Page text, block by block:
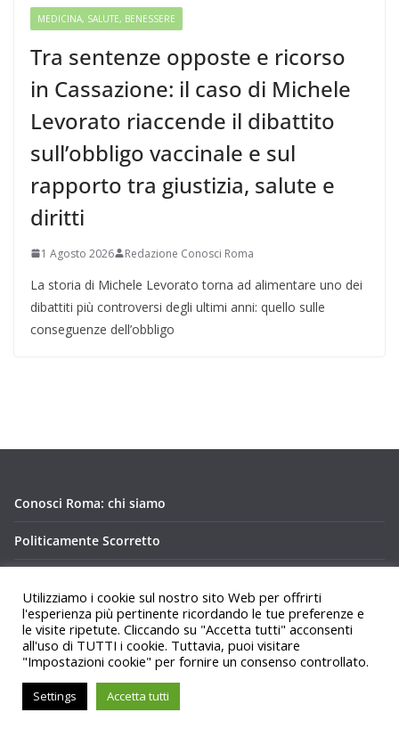
MEDICINA, SALUTE, BENESSERE
Tra sentenze opposte e ricorso
in Cassazione: il caso di Michele
Levorato riaccende il dibattito
sull’obbligo vaccinale e sul
rapporto tra giustizia, salute e
diritti
1 Agosto 2026 Redazione Conosci Roma
La storia di Michele Levorato torna ad alimentare uno dei
dibattiti più controversi degli ultimi anni: quello sulle
conseguenze dell’obbligo
Conosci Roma: chi siamo
Politicamente Scorretto
Copyright © 2026Conosci Roma
Tema:
ColorMagdi ThemeGrill. Powered by
Utilizziamo i cookie sul nostro sito Web per offrirti
l'esperienza più pertinente ricordando le tue preferenze e
le visite ripetute. Cliccando su "Accetta tutti" acconsenti
all'uso di TUTTI i cookie. Tuttavia, puoi visitare
"Impostazioni cookie" per fornire un consenso controllato.
Settings Accetta tutti